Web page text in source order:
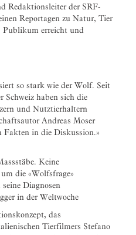
Redaktionsleiter der SRF-
Reportagen zu Natur, Tier
Publikum erreicht und
so stark wie der Wolf. Seit
Schweiz haben sich die
und Nutztierhaltern
Andreas Moser
Fakten in die Diskussion.»
Keine
die «Wolfsfrage»
Diagnosen
in der Weltwoche
das
Tierfilmers Stefano